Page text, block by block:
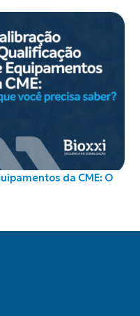
da CME: O